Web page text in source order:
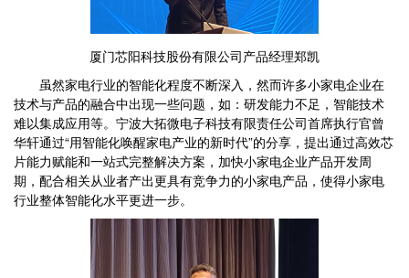
厦门芯阳科技股份有限公司产品经理郑凯
虽然家电行业的智能化程度不断深入，然而许多小家电企业在
技术与产品的融合中出现一些问题，如：研发能力不足，智能技术
难以集成应用等。宁波大拓微电子科技有限责任公司首席执行官曾
华轩通过“用智能化唤醒家电产业的新时代”的分享，提出通过高效芯
片能力赋能和一站式完整解决方案，加快小家电企业产品开发周
期，配合相关从业者产出更具有竞争力的小家电产品，使得小家电
行业整体智能化水平更进一步。